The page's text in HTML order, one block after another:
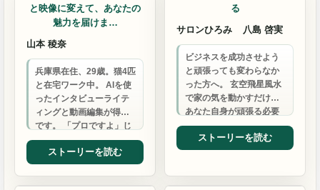
と映像に変えて、あなたの
魅力を届けま…
山本 稜奈
兵庫県在住、29歳。猫4匹
と在宅ワーク中。 AIを使
ったインタビューライテ
ィングと動画編集が得意
です。 「プロですよ」じ
ゃなくて、一緒に成長し
ていける関係が大好…
ストーリーを読む
る
サロンひろみ
八島 啓実
ビジネスを成功させよう
と頑張っても変わらなか
った方へ。 玄空飛星風水
で家の気を動かすだけ。
あなた自身が頑張る必要
はなく、自動的に財運の
巡りが良くなります。
ストーリーを読む
住宅デザイン ジュエリー